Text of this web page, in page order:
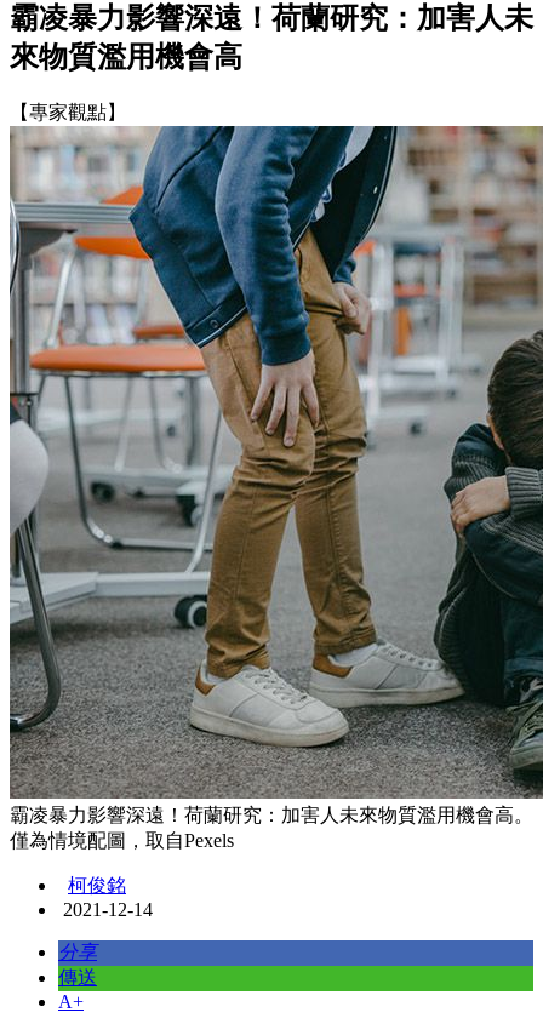
霸凌暴力影響深遠！荷蘭研究：加害人未
來物質濫用機會高
【專家觀點】
霸凌暴力影響深遠！荷蘭研究：加害人未來物質濫用機會高。
僅為情境配圖，取自Pexels
柯俊銘
2021-12-14
分享
傳送
A+